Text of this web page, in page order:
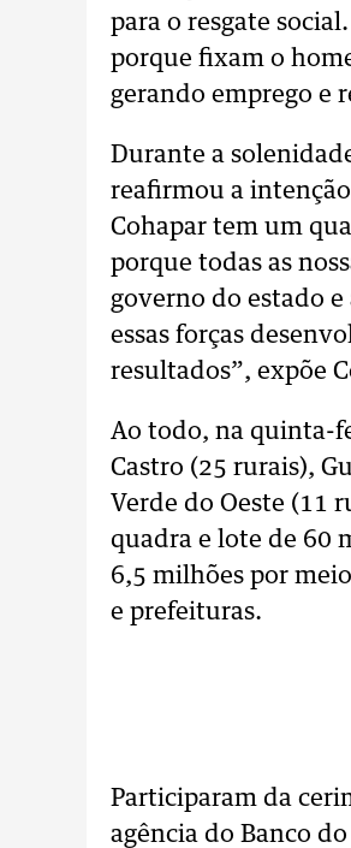
para o resgate
porque fixam o
gerando emprego e
Durante a
reafirmou a
Cohapar tem um
porque todas as
governo do estado
essas forças
resultados”, expõe
Ao todo, na quinta-
Castro (25 rurais),
Verde do Oeste (11
quadra e lote de 60
6,5 milhões por
e prefeituras.
Participaram da
agência do Banco